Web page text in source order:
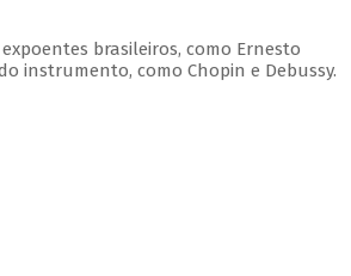
brasileiros, como Ernesto
instrumento, como Chopin e Debussy.